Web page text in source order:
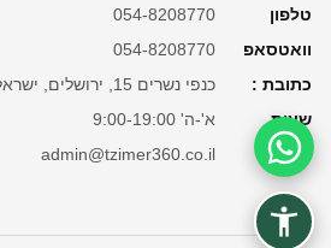
טלפון
054-8208770
וואטסאפ
054-8208770
כתובת :
כנפי נשרים 15, ירושלים, ישראל
שעות
א'-ה' 9:00-19:00
מייל
admin@tzimer360.co.ilסיוע בהזמנה